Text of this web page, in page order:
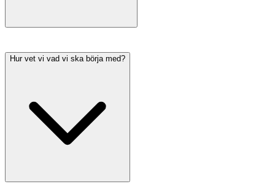
Hur vet vi vad vi ska börja med?